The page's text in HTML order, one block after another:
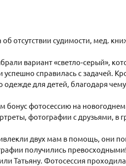
отсутствии судимости, мед.
вариант «светло‑серый»,
справилась с задачей.
для детей, благодаря
фотосессию на новогоднем
фотографии с друзьями, в
двух мам в помощь, они
получились превосходными!
Татьяну. Фотосессия